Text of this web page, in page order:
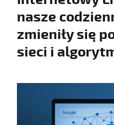
nasze
zmieniły się
sieci i